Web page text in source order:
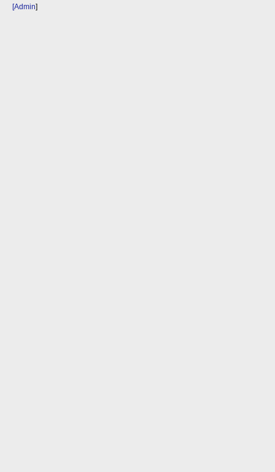
[Admin]